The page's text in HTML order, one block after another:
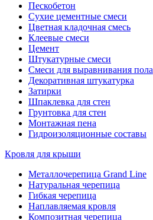
Пескобетон
Сухие цементные смеси
Цветная кладочная смесь
Клеевые смеси
Цемент
Штукатурные смеси
Смеси для выравнивания пола
Декоративная штукатурка
Затирки
Шпаклевка для стен
Грунтовка для стен
Монтажная пена
Гидроизоляционные составы
Кровля для крыши
Металлочерепица Grand Line
Натуральная черепица
Гибкая черепица
Наплавляемая кровля
Композитная черепица